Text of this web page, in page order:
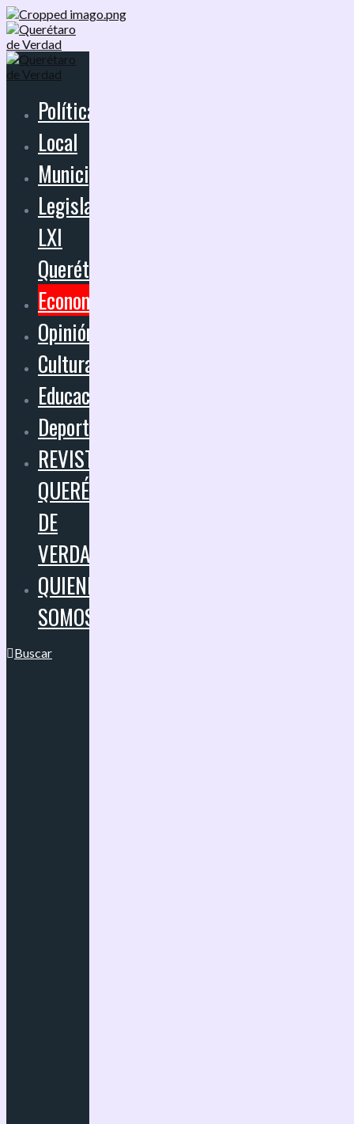
Política
Local
Municipios
Legislatura
LXI
Querétaro
Economía
Opinión
Cultura
Educación
Deportes
REVISTA
QUERÉTARO
DE
VERDAD
QUIENES
SOMOS
Buscar